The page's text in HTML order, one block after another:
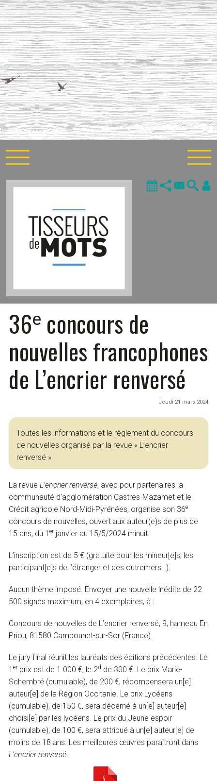
36e concours de
nouvelles francophones
de L’encrier renversé
Jeudi 21 mars 2024
Toutes les informations et le règlement du concours
de nouvelles organisé par la revue « L’encrier
renversé »
La revueL’encrier renversé, avec pour partenaires la
communauté d’agglomération Castres-Mazamet et le
Crédit agricole Nord-Midi-Pyrénées, organise son 36e
concours de nouvelles, ouvert aux auteur(e)s de plus de
15 ans, du 1er janvier au 15/5/2024 minuit.
L’inscription est de 5 € (gratuite pour les mineur[e]s, les
participant[e]s de l’étranger et des outremers…).
Aucun thème imposé. Envoyer une nouvelle inédite de 22
500 signes maximum, en 4 exemplaires, à :
Concours de nouvelles de L’encrier renversé, 9, hameau En
Priou, 81580 Cambounet-sur-Sor (France).
Le jury final réunit les lauréats des éditions précédentes. Le
1er prix est de 1 000 €, le 2d de 300 €. Le prix Marie-
Schembré (cumulable), de 200 €, récompensera un[e]
auteur[e] de la Région Occitanie. Le prix Lycéens
(cumulable), de 150 €, sera décerné à un[e] auteur[e]
choisi[e] par les lycéens. Le prix du Jeune espoir
(cumulable), de 100 €, sera attribué à un[e] auteur[e] de
moins de 18 ans. Les meilleures œuvres paraîtront dans
L’encrier renversé.